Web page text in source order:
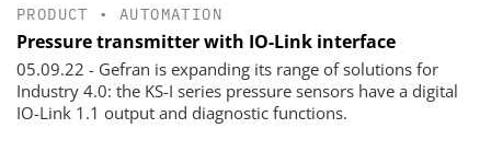
PRODUCT •AUTOMATION
Pressure transmitter with IO-Link interface
05.09.22 - Gefran is expanding its range of solutions for
Industry 4.0: the KS-I series pressure sensors have a digital
IO-Link 1.1 output and diagnostic functions.